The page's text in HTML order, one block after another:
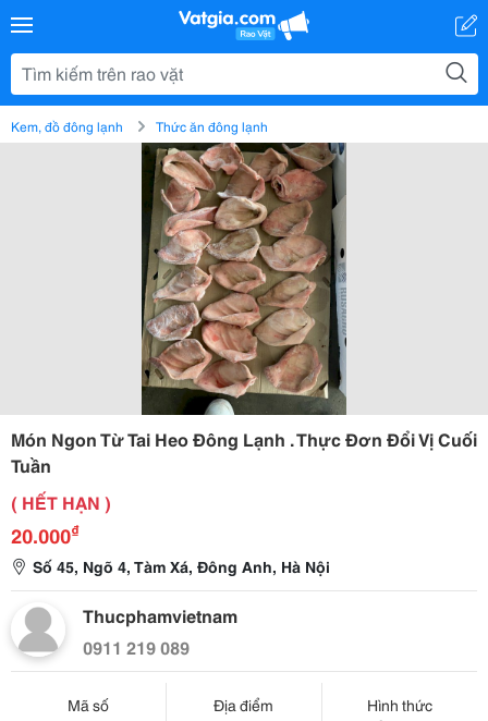
Kem, đồ đông lạnh Thức ăn đông lạnh
Món Ngon Từ Tai Heo Đông Lạnh . Thực Đơn Đổi Vị Cuối
Tuần
( HẾT HẠN )
20.000₫
Số 45, Ngõ 4, Tàm Xá, Đông Anh, Hà Nội
Thucphamvietnam
0911 219 089
Mã số
Địa điểm
Hình thức